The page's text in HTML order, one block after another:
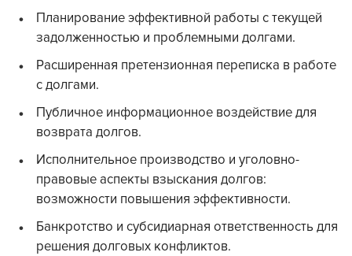
Планирование эффективной работы с текущей
задолженностью и проблемными долгами.
Расширенная претензионная переписка в работе
с долгами.
Публичное информационное воздействие для
возврата долгов.
Исполнительное производство и уголовно-
правовые аспекты взыскания долгов:
возможности повышения эффективности.
Банкротство и субсидиарная ответственность для
решения долговых конфликтов.